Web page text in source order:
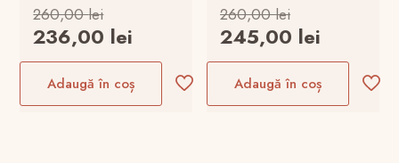
260,00lei
inițial
a
fost:
260,00 lei.
236,00 lei
curent
este:
236,00 lei.
Adaugă în coș
260,00lei
inițial
a
fost:
260,00 lei.
245,00 lei
curent
este:
245,00
Adaugă în coș